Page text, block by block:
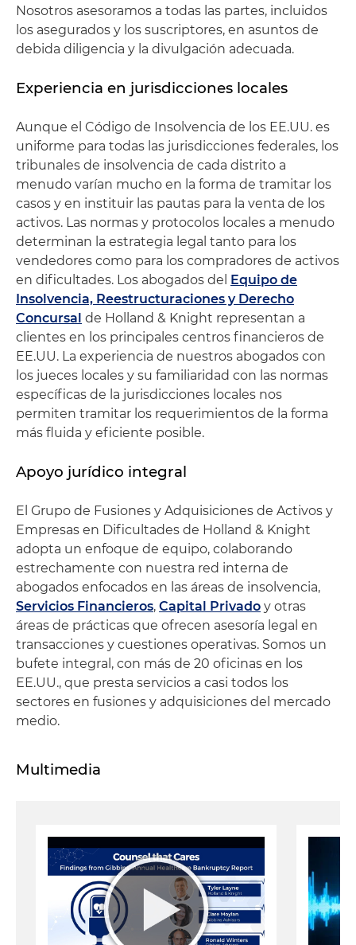
Nosotros asesoramos a todas las partes, incluidos
los asegurados y los suscriptores, en asuntos de
debida diligencia y la divulgación adecuada.
Experiencia en jurisdicciones locales
Aunque el Código de Insolvencia de los EE.UU. es
uniforme para todas las jurisdicciones federales, los
tribunales de insolvencia de cada distrito a
menudo varían mucho en la forma de tramitar los
casos y en instituir las pautas para la venta de los
activos. Las normas y protocolos locales a menudo
determinan la estrategia legal tanto para los
vendedores como para los compradores de activos
en dificultades. Los abogados del Equipo de
Insolvencia, Reestructuraciones y Derecho
Concursal de Holland & Knight representan a
clientes en los principales centros financieros de
EE.UU. La experiencia de nuestros abogados con
los jueces locales y su familiaridad con las normas
específicas de la jurisdicciones locales nos
permiten tramitar los requerimientos de la forma
más fluida y eficiente posible.
Apoyo jurídico integral
El Grupo de Fusiones y Adquisiciones de Activos y
Empresas en Dificultades de Holland & Knight
adopta un enfoque de equipo, colaborando
estrechamente con nuestra red interna de
abogados enfocados en las áreas de insolvencia,
Servicios Financieros, Capital Privado y otras
áreas de prácticas que ofrecen asesoría legal en
transacciones y cuestiones operativas. Somos un
bufete integral, con más de 20 oficinas en los
EE.UU., que presta servicios a casi todos los
sectores en fusiones y adquisiciones del mercado
medio.
Multimedia